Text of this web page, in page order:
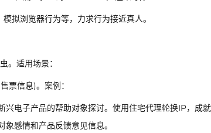
拟浏览器行为等，力求行为接近真人。
。适用场景：
票信息)。案例：
电子产品的帮助对象探讨。使用住宅代理轮换IP，成
感情和产品反馈意见信息。